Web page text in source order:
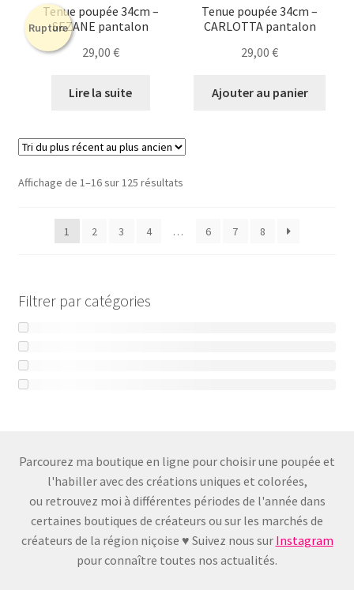
Rupture
Tenue poupée 34cm –
SEZANE pantalon
29,00 €
Lire la suite
Tenue poupée 34cm –
CARLOTTA pantalon
29,00€
Ajouter au panier
Affichage de 1–16 sur 125 résultatsTrié
récent
1 2 3 4 … 6 7 8
Filtrer par catégories
Parcourez ma boutique en ligne pour choisir une poupée et
l'habiller avec des créations uniques et colorées,
ou retrouvez moi à différentes périodes de l'année dans
certaines boutiques de créateurs ou sur les marchés de
créateurs de la région niçoise ♥ Suivez nous sur Instagram
pour connaître toutes nos actualités.